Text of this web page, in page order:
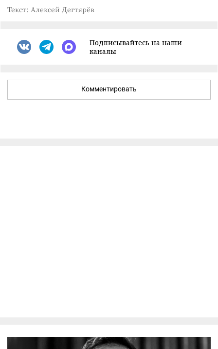
Текст: Алексей Дегтярёв
Подписывайтесь на наши
каналы
Комментировать